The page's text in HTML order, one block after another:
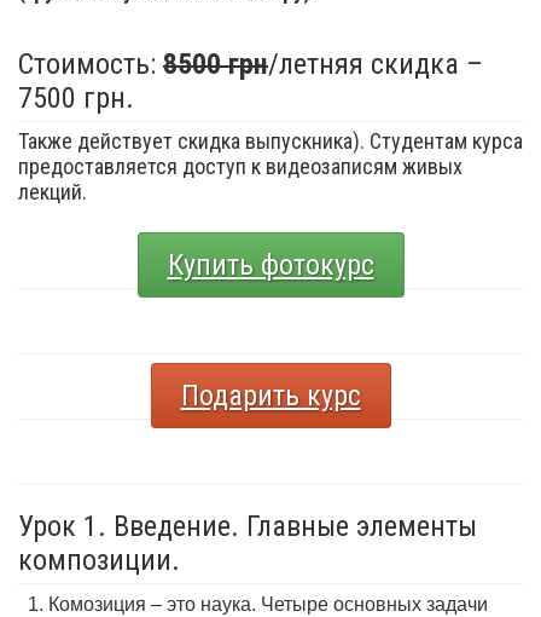
Стоимость: 8500 грн/летняя скидка –
7500 грн.
Также действует скидка выпускника). Студентам курса
предоставляется доступ к видеозаписям живых
лекций.
Купить фотокурс
Подарить курс
Урок 1. Введение. Главные элементы
композиции.
Комозиция – это наука. Четыре основных задачи